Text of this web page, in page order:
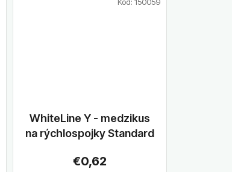
WhiteLine Y - medzikus
na rýchlospojky Standard
€0,62